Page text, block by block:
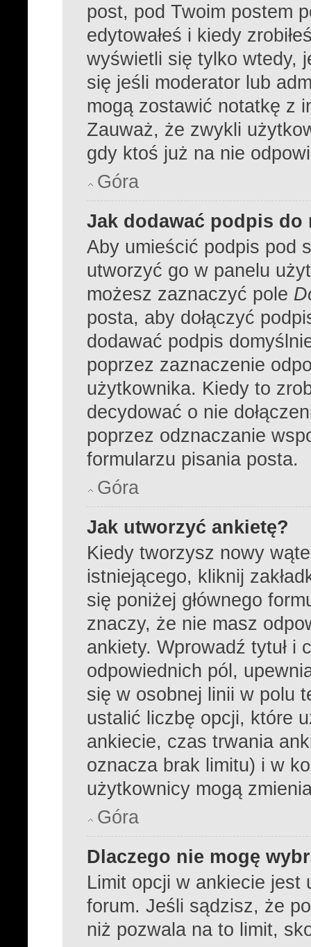
post, pod Twoim postem
edytowałeś i kiedy
wyświetli się tylko wtedy,
się jeśli moderator lub
mogą zostawić notatkę z
Zauważ, że zwykli
gdy ktoś już na nie
Góra
Jak dodawać podpis
Aby umieścić podpis pod
utworzyć go w panelu
możesz zaznaczyć pole
posta, aby dołączyć
dodawać podpis
poprzez zaznaczenie
użytkownika. Kiedy to
decydować o nie
poprzez odznaczanie
formularzu pisania posta.
Góra
Jak utworzyć ankietę?
Kiedy tworzysz nowy
istniejącego, kliknij
się poniżej głównego
znaczy, że nie masz
ankiety. Wprowadź tytuł i
odpowiednich pól,
się w osobnej linii w polu
ustalić liczbę opcji, które
ankiecie, czas trwania
oznacza brak limitu) i w
użytkownicy mogą
Góra
Dlaczego nie mogę
Limit opcji w ankiecie jest
forum. Jeśli sądzisz, że
niż pozwala na to limit,